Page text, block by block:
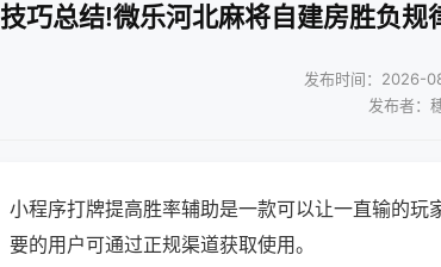
技巧总结!微乐河北麻将自建房胜负
发布时间：2026-
发布者：
小程序打牌提高胜率辅助是一款可以让一直输的玩
要的用户可通过正规渠道获取使用。